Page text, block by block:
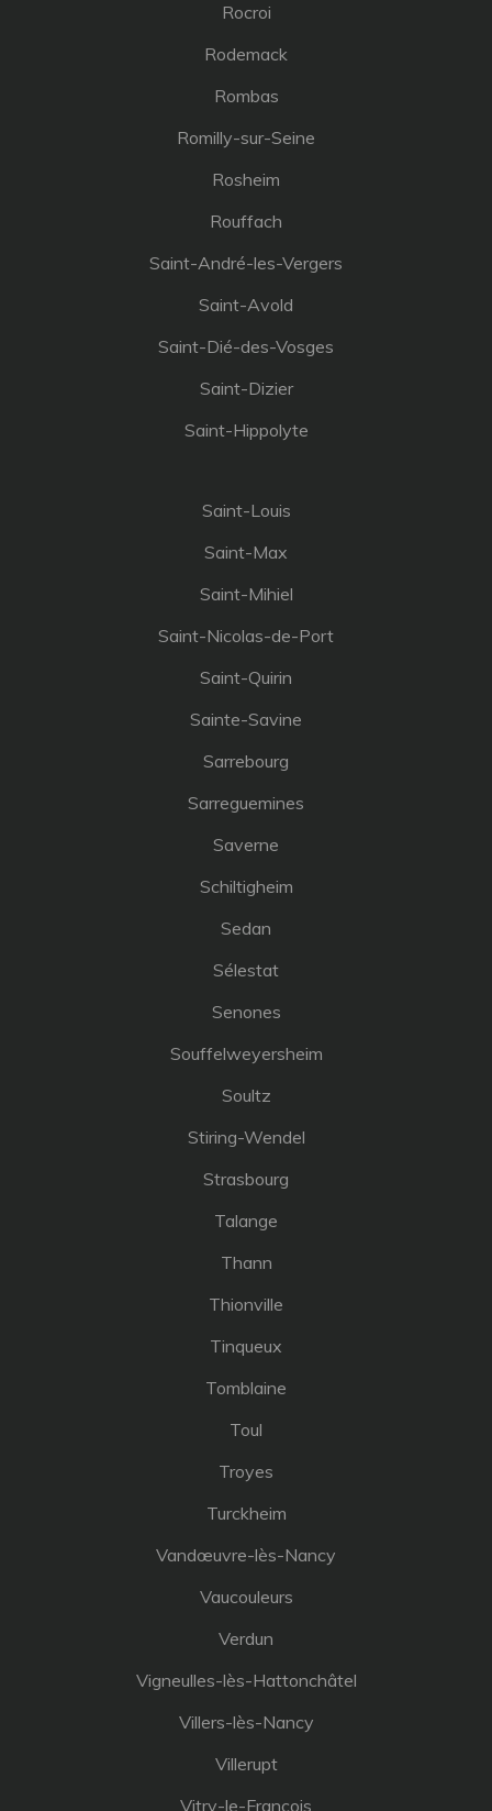
Rocroi
Rodemack
Rombas
Romilly-sur-Seine
Rosheim
Rouffach
Saint-André-les-Vergers
Saint-Avold
Saint-Dié-des-Vosges
Saint-Dizier
Saint-Hippolyte
Saint-Louis
Saint-Max
Saint-Mihiel
Saint-Nicolas-de-Port
Saint-Quirin
Sainte-Savine
Sarrebourg
Sarreguemines
Saverne
Schiltigheim
Sedan
Sélestat
Senones
Souffelweyersheim
Soultz
Stiring-Wendel
Strasbourg
Talange
Thann
Thionville
Tinqueux
Tomblaine
Toul
Troyes
Turckheim
Vandœuvre-lès-Nancy
Vaucouleurs
Verdun
Vigneulles-lès-Hattonchâtel
Villers-lès-Nancy
Villerupt
Vitry-le-François